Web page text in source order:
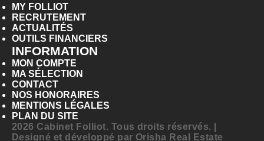
MY FOLLIOT
RECRUTEMENT
ACTUALITÉS
OUTILS FINANCIERS
INFORMATION
MON COMPTE
MA SÉLECTION
CONTACT
NOS HONORAIRES
MENTIONS LÉGALES
PLAN DU SITE
2026 Cabinet Folliot. Tous droits réservés. |
Designé et développé par Orisha Real Estate